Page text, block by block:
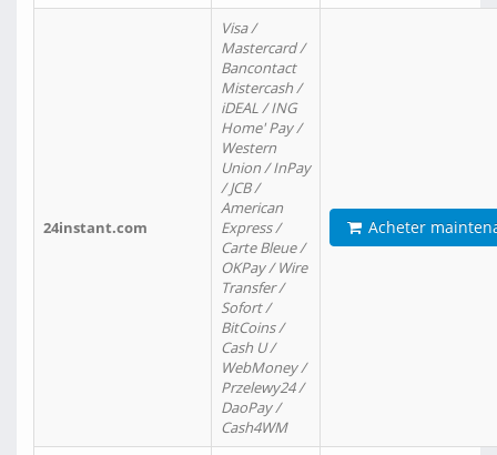
24instant.com
Visa /
Mastercard /
Bancontact
Mistercash /
iDEAL / ING
Home' Pay /
Western
Union / InPay
/ JCB /
American
Express /
Carte Bleue /
OKPay / Wire
Transfer /
Sofort /
BitCoins /
Cash U /
WebMoney /
Przelewy24 /
DaoPay /
Cash4WM
Acheter